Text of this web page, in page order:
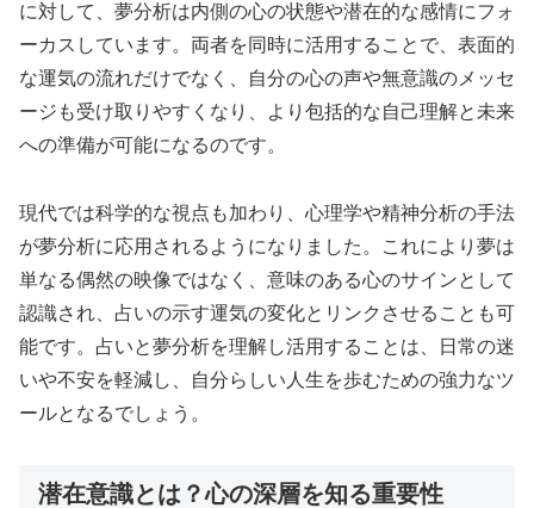
に対して、夢分析は内側の心の状態や潜在的な感情にフォ
ーカスしています。両者を同時に活用することで、表面的
な運気の流れだけでなく、自分の心の声や無意識のメッセ
ージも受け取りやすくなり、より包括的な自己理解と未来
への準備が可能になるのです。
現代では科学的な視点も加わり、心理学や精神分析の手法
が夢分析に応用されるようになりました。これにより夢は
単なる偶然の映像ではなく、意味のある心のサインとして
認識され、占いの示す運気の変化とリンクさせることも可
能です。占いと夢分析を理解し活用することは、日常の迷
いや不安を軽減し、自分らしい人生を歩むための強力なツ
ールとなるでしょう。
潜在意識とは？心の深層を知る重要性